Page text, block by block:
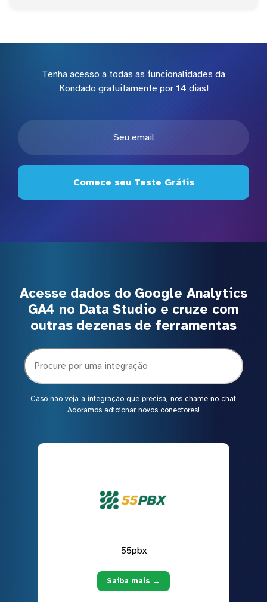
Tenha acesso a todas as funcionalidades da
Kondado gratuitamente por 14 dias!
Comece seu Teste Grátis
Acesse dados do Google Analytics
GA4 no Data Studio e cruze com
outras dezenas de ferramentas
Caso não veja a integração que precisa, nos chame no chat.
Adoramos adicionar novos conectores!
55pbx
Saiba mais →